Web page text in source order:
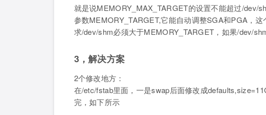
就是说MEMORY_MAX_TARGET的设置不能超过/dev/
参数MEMORY_TARGET,它能自动调整SGA和PGA，
求/dev/shm必须大于MEMORY_TARGET，如果/dev/
3，解决方案
2个修改地方：
在/etc/fstab里面，一是swap后面修改成
完，如下所示